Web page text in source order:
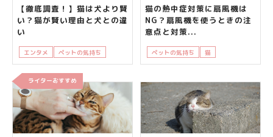
【徹底調査！】猫は犬より賢
い？猫が賢い理由と犬との違
い
エンタメ ペットの気持ち 知って得する
猫の熱中症対策に扇風機は
NG？扇風機を使うときの注
意点と対策...
ペットの気持ち 猫
ライターおすすめ